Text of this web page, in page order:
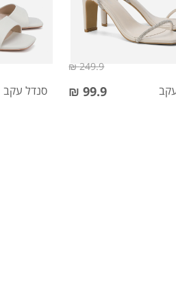
99.9 ₪
249.9 ₪
סנדל עקב